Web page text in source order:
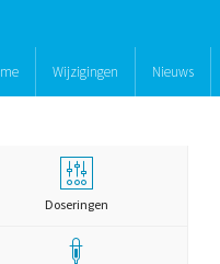
Wijzigingen Nieuws
Doseringen